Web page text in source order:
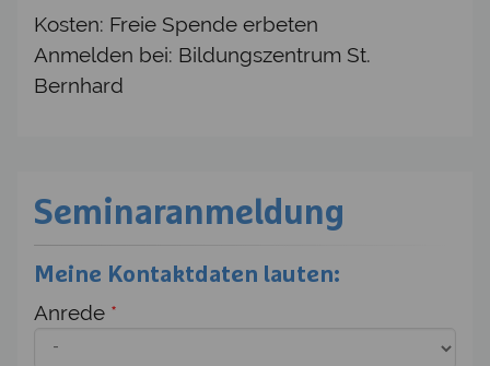
Kosten: Freie Spende erbeten
Anmelden bei: Bildungszentrum St.
Bernhard
Seminaranmeldung
Meine Kontaktdaten lauten:
Anrede *